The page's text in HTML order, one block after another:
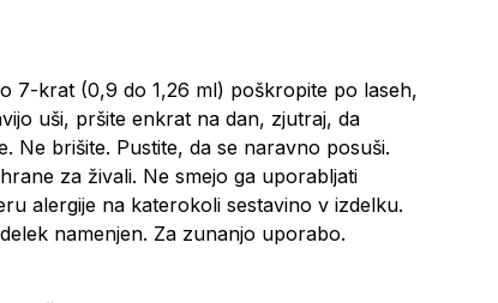
7-krat (0,9 do 1,26 ml) poškropite po laseh,
uši, pršite enkrat na dan, zjutraj, da
Ne brišite. Pustite, da se naravno posuši.
za živali. Ne smejo ga uporabljati
alergije na katerokoli sestavino v izdelku.
namenjen. Za zunanjo uporabo.